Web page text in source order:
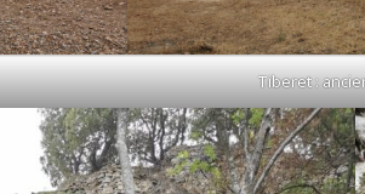
Tiberet :